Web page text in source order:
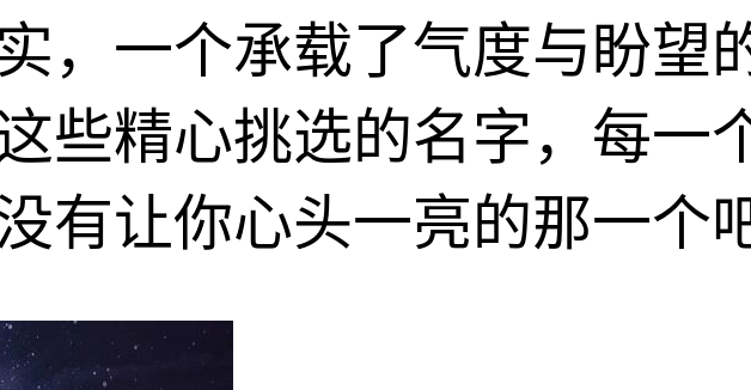
，一个承载了气度与盼望
些精心挑选的名字，每一
有让你心头一亮的那一个